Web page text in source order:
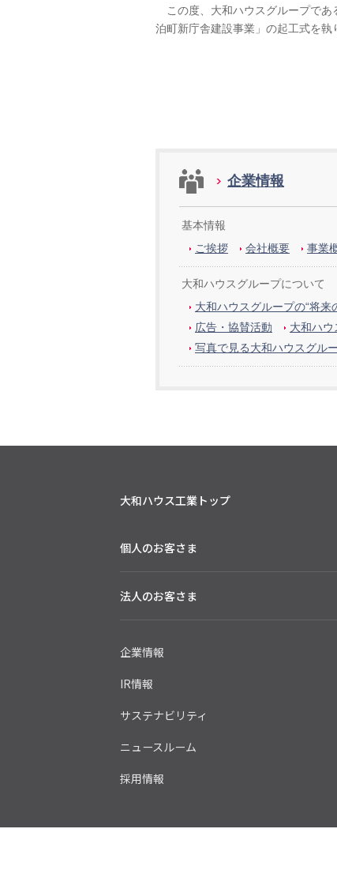
この度、大和ハウスグループであ
泊町新庁舎建設事業」の起工式を執
企業情報
基本情報
ご挨拶
会社概要 事業
大和ハウスグループについて
大和ハウスグループの“将来
広告・協賛活動
大和ハ
写真で見る大和ハウスグル
大和ハウス工業トップ
個人のお客さま
法人のお客さま
企業情報
IR情報
サステナビリティ
ニュースルーム
採用情報